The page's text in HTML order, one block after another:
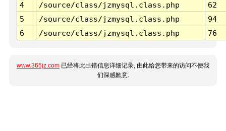
4
/source/class/jzmysql.class.php
62
5
/source/class/jzmysql.class.php
94
6
/source/class/jzmysql.class.php 76
www.365jz.com 已经将此出错信息详细记录, 由此给您带来的访问不便我
们深感歉意.